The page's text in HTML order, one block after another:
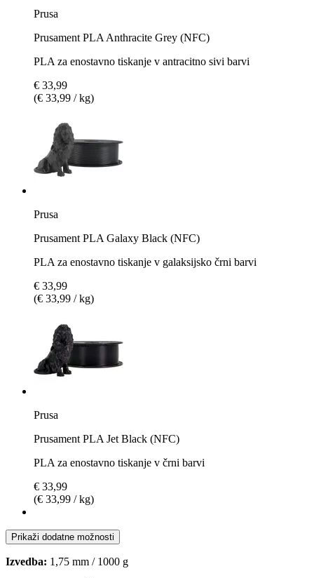
Prusa
Prusament PLA Anthracite Grey (NFC)
PLA za enostavno tiskanje v antracitno sivi barvi
€ 33,99
(€ 33,99 / kg)
Prusa
Prusament PLA Galaxy Black (NFC)
PLA za enostavno tiskanje v galaksijsko črni barvi
€ 33,99
(€ 33,99 / kg)
Prusa
Prusament PLA Jet Black (NFC)
PLA za enostavno tiskanje v črni barvi
€ 33,99
(€ 33,99 / kg)
Prikaži dodatne možnosti
Izvedba: 1,75 mm / 1000 g